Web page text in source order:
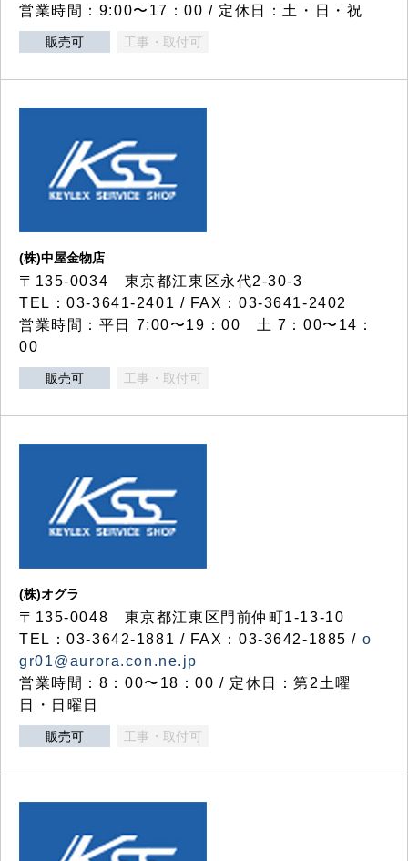
営業時間：9:00〜17：00 / 定休日：土・日・祝
販売可 工事・取付可
(株)中屋金物店
〒135-0034 東京都江東区永代2-30-3
TEL：03-3641-2401 / FAX：03-3641-2402
営業時間：平日 7:00〜19：00 土 7：00〜14：
00
販売可 工事・取付可
(株)オグラ
〒135-0048 東京都江東区門前仲町1-13-10
TEL：03-3642-1881 / FAX：03-3642-1885 / o
gr01@aurora.con.ne.jp
営業時間：8：00〜18：00 / 定休日：第2土曜
日・日曜日
販売可 工事・取付可